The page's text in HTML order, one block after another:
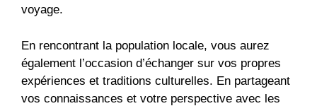
voyage.
En rencontrant la population locale, vous aurez
également l’occasion d’échanger sur vos propres
expériences et traditions culturelles. En partageant
vos connaissances et votre perspective avec les